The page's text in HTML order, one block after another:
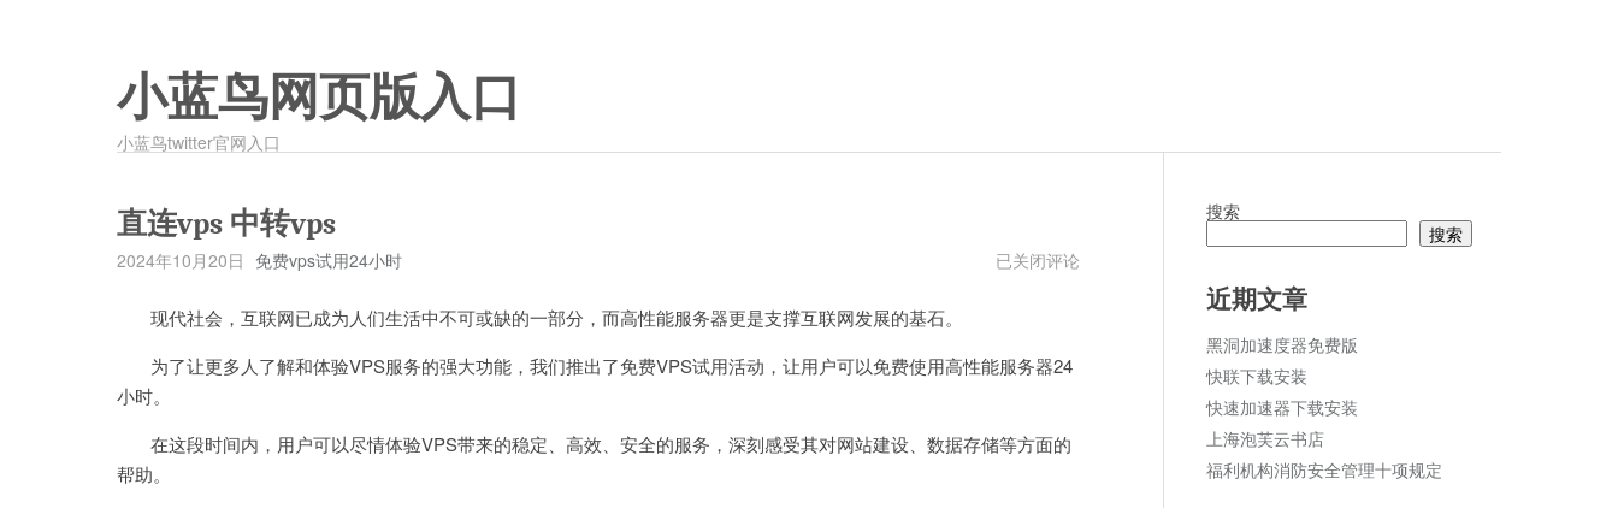
小蓝鸟网页版入口
小蓝鸟twitter官网入口
直连vps 中转vps
2024年10月20日 免费vps试用24小时
直
vps
已关闭评论
现代社会，互联网已成为人们生活中不可或缺的一部分，而高性能服务器更是支撑互联网发展的基石。
为了让更多人了解和体验VPS服务的强大功能，我们推出了免费VPS试用活动，让用户可以免费使用高性能服务器24
小时。
在这段时间内，用户可以尽情体验VPS带来的稳定、高效、安全的服务，深刻感受其对网站建设、数据存储等方面的
帮助。
搜索
搜索
近期文章
黑洞加速度器免费版
快联下载安装
快速加速器下载安装
上海泡芙云书店
福利机构消防安全管理十项规定